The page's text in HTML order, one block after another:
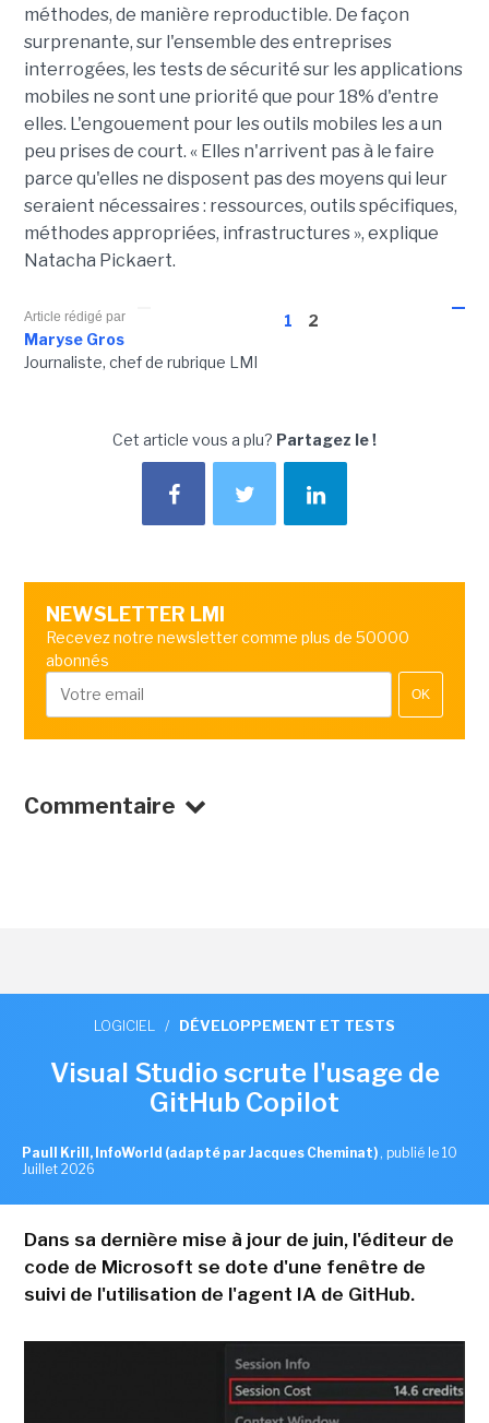
méthodes, de manière reproductible. De façon
surprenante, sur l'ensemble des entreprises
interrogées, les tests de sécurité sur les applications
mobiles ne sont une priorité que pour 18% d'entre
elles. L'engouement pour les outils mobiles les a un
peu prises de court. « Elles n'arrivent pas à le faire
parce qu'elles ne disposent pas des moyens qui leur
seraient nécessaires : ressources, outils spécifiques,
méthodes appropriées, infrastructures », explique
Natacha Pickaert.
1 2
Article rédigé par
Maryse Gros
Journaliste, chef de rubrique LMI
Cet article vous a plu? Partagez le !
NEWSLETTER LMI
Recevez notre newsletter comme plus de 50000
abonnés
OK
Commentaire
LOGICIEL / DÉVELOPPEMENT ET TESTS
Visual Studio scrute l'usage de
GitHub Copilot
Paull Krill, InfoWorld (adapté par Jacques Cheminat) , publié le 10
Juillet 2026
Dans sa dernière mise à jour de juin, l'éditeur de
code de Microsoft se dote d'une fenêtre de
suivi de l'utilisation de l'agent IA de GitHub.